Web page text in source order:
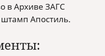
в Архиве ЗАГС
Апостиль.